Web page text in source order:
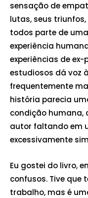
sensação de
lutas, seus
todos parte de
experiência
experiências de ex-
estudiosos dá voz
frequentemente
história parecia
condição humana,
autor faltando em
excessivamente
Eu gostei do livro,
confusos. Tive que
trabalho, mas é